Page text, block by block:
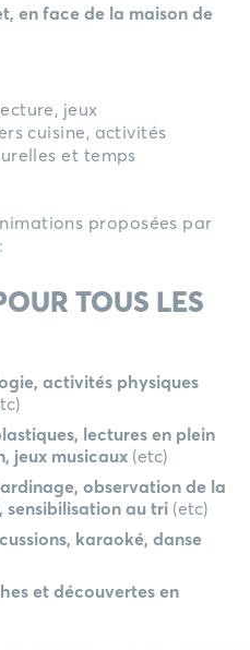
en face de la maison de
jeux
cuisine, activités
et temps
proposées par
TOUS LES
activités physiques
lectures en plein
jeux musicaux (etc)
observation de la
au tri (etc)
karaoké, danse
et découvertes en